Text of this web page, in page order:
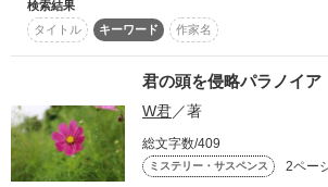
※注意
この物語はフィクションであり、薬物の乱
はありません。健康を第一に考え、正しい
作品を読む
検索結果
タイトル
キーワード 作家名
君の頭を侵略パラノイア
W君／著
総文字数/409
ミステリー・サスペンス 2ペー